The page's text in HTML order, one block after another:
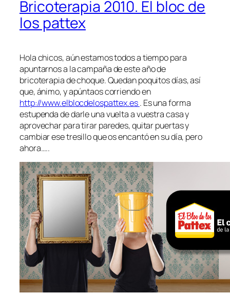
Bricoterapia 2010. El bloc de
los pattex
Hola chicos, aún estamos todos a tiempo para
apuntarnos a la campaña de este año de
bricoterapia de choque. Quedan poquitos días, así
que, ánimo, y apúntaos corriendo en
http://www.elblocdelospattex.es. Es una forma
estupenda de darle una vuelta a vuestra casa y
aprovechar para tirar paredes, quitar puertas y
cambiar ese tresillo que os encantó en su día, pero
ahora…..